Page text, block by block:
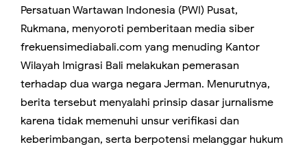
Persatuan Wartawan Indonesia (PWI) Pusat,
Rukmana, menyoroti pemberitaan media siber
frekuensimediabali.com yang menuding Kantor
Wilayah Imigrasi Bali melakukan pemerasan
terhadap dua warga negara Jerman. Menurutnya,
berita tersebut menyalahi prinsip dasar jurnalisme
karena tidak memenuhi unsur verifikasi dan
keberimbangan, serta berpotensi melanggar hukum